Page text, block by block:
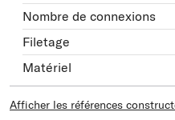
Nombre de connexions
Filetage
Matériel
Afficher les références